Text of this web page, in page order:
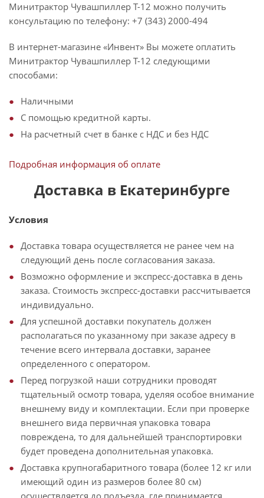
Минитрактор Чувашпиллер Т-12 можно получить
консультацию по телефону: +7 (343) 2000-494
В интернет-магазине «Инвент» Вы можете оплатить
Минитрактор Чувашпиллер Т-12 следующими
способами:
Наличными
С помощью кредитной карты.
На расчетный счет в банке с НДС и без НДС
Подробная информация об оплате
Доставка в Екатеринбурге
Условия
Доставка товара осуществляется не ранее чем на
следующий день после согласования заказа.
Возможно оформление и экспресс-доставка в день
заказа. Стоимость экспресс-доставки рассчитывается
индивидуально.
Для успешной доставки покупатель должен
располагаться по указанному при заказе адресу в
течение всего интервала доставки, заранее
определенного с оператором.
Перед погрузкой наши сотрудники проводят
тщательный осмотр товара, уделяя особое внимание
внешнему виду и комплектации. Если при проверке
внешнего вида первичная упаковка товара
повреждена, то для дальнейшей транспортировки
будет проведена дополнительная упаковка.
Доставка крупногабаритного товара (более 12 кг или
имеющий один из размеров более 80 см)
осуществляется до подъезда, где принимается